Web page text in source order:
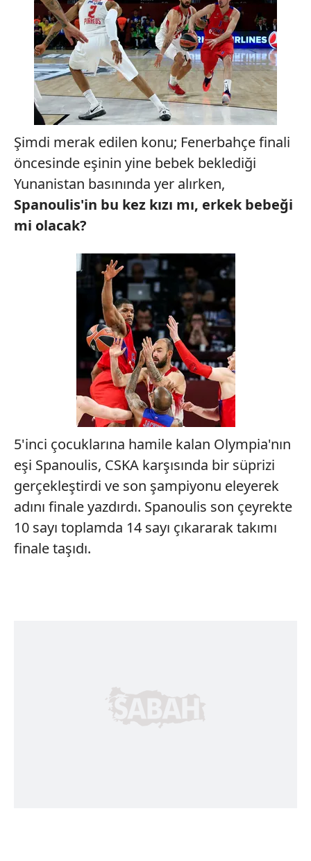
Şimdi merak edilen konu; Fenerbahçe finali
öncesinde eşinin yine bebek beklediği
Yunanistan basınında yer alırken,
Spanoulis'in bu kez kızı mı, erkek bebeği
mi olacak?
5'inci çocuklarına hamile kalan Olympia'nın
eşi Spanoulis, CSKA karşısında bir süprizi
gerçekleştirdi ve son şampiyonu eleyerek
adını finale yazdırdı. Spanoulis son çeyrekte
10 sayı toplamda 14 sayı çıkararak takımı
finale taşıdı.